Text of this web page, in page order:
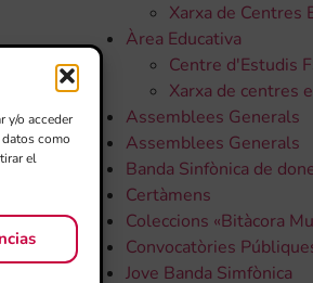
y/o acceder
como
el
Xarxa de Centres
Àrea Educativa
Centre d'Estudis
Xarxa de centres
Assemblees Generals
Assemblees Generals
Banda Sinfònica de
Certàmens
Coleccions «Bitàcora
Convocatòries
Jove Banda Simfònica